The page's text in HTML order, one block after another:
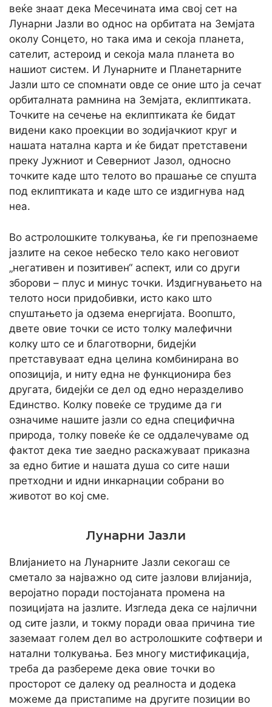
веќе знаат дека Месечината има свој сет на
Лунарни Јазли во однос на орбитата на Земјата
околу Сонцето, но така има и секоја планета,
сателит, астероид и секоја мала планета во
нашиот систем. И Лунарните и Планетарните
Јазли што се спомнати овде се оние што ја сечат
орбиталната рамнина на Земјата, еклиптиката.
Точките на сечење на еклиптиката ќе бидат
видени како проекции во зодијачкиот круг и
нашата натална карта и ќе бидат претставени
преку Јужниот и Северниот Јазол, односно
точките каде што телото во прашање се спушта
под еклиптиката и каде што се издигнува над
неа.
Во астролошките толкувања, ќе ги препознаеме
јазлите на секое небеско тело како неговиот
„негативен и позитивен“ аспект, или со други
зборови – плус и минус точки. Издигнувањето на
телото носи придобивки, исто како што
спуштањето ја одзема енергијата. Воопшто,
двете овие точки се исто толку малефични
колку што се и благотворни, бидејќи
претставуваат една целина комбинирана во
опозиција, и ниту една не функционира без
другата, бидејќи се дел од едно неразделиво
Единство. Колку повеќе се трудиме да ги
означиме нашите јазли со една специфична
природа, толку повеќе ќе се оддалечуваме од
фактот дека тие заедно раскажуваат приказна
за едно битие и нашата душа со сите наши
претходни и идни инкарнации собрани во
животот во кој сме.
Лунарни Јазли
Влијанието на Лунарните Јазли секогаш се
сметало за најважно од сите јазлови влијанија,
веројатно поради постојаната промена на
позицијата на јазлите. Изгледа дека се најлични
од сите јазли, и токму поради оваа причина тие
заземаат голем дел во астролошките софтвери и
натални толкувања. Без многу мистификација,
треба да разбереме дека овие точки во
просторот се далеку од реалноста и додека
можеме да пристапиме на другите позиции во